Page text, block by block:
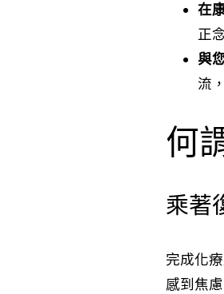
在
正
與
流
何
乘著
完成化
感到焦